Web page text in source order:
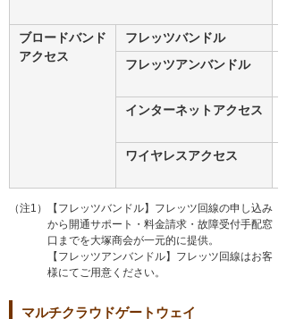
ブロードバンド
アクセス
フレッツバンドル
フレッツアンバンドル
インターネットアクセス
ワイヤレスアクセス
（注1）【フレッツバンドル】フレッツ回線の申し込み
から開通サポート・料金請求・故障受付手配窓
口までを大塚商会が一元的に提供。
【フレッツアンバンドル】フレッツ回線はお客
様にてご用意ください。
マルチクラウドゲートウェイ